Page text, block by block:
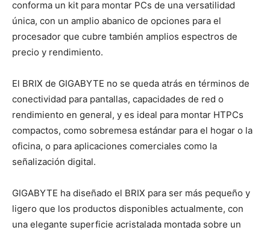
conforma un kit para montar PCs de una versatilidad
única, con un amplio abanico de opciones para el
procesador que cubre también amplios espectros de
precio y rendimiento.
El BRIX de GIGABYTE no se queda atrás en términos de
conectividad para pantallas, capacidades de red o
rendimiento en general, y es ideal para montar HTPCs
compactos, como sobremesa estándar para el hogar o la
oficina, o para aplicaciones comerciales como la
señalización digital.
GIGABYTE ha diseñado el BRIX para ser más pequeño y
ligero que los productos disponibles actualmente, con
una elegante superficie acristalada montada sobre un